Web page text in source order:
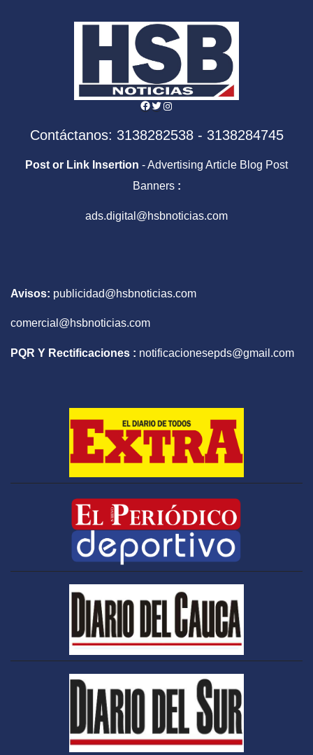
Facebook
Twitter
Instagram
Contáctanos: 3138282538 - 3138284745
Post or Link Insertion - Advertising Article Blog Post
Banners :
ads.digital@hsbnoticias.com
Avisos: publicidad@hsbnoticias.com
comercial@hsbnoticias.com
PQR Y Rectificaciones : notificacionesepds@gmail.com